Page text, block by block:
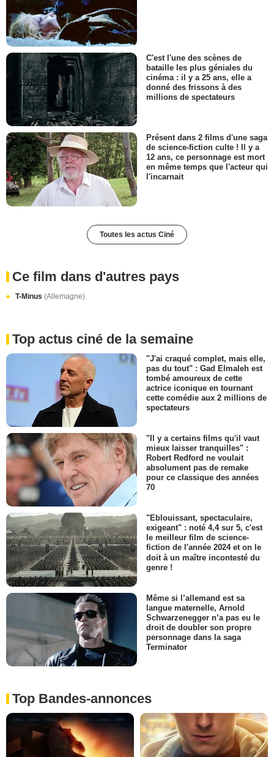
C'est l'une des scènes de
bataille les plus géniales du
cinéma : il y a 25 ans, elle a
donné des frissons à des
millions de spectateurs
Présent dans 2 films d'une saga
de science-fiction culte ! Il y a
12 ans, ce personnage est mort
en même temps que l'acteur qui
l'incarnait
Toutes les actus Ciné
Ce film dans d'autres pays
T-Minus (Allemagne)
Top actus ciné de la semaine
"J'ai craqué complet, mais elle,
pas du tout" : Gad Elmaleh est
tombé amoureux de cette
actrice iconique en tournant
cette comédie aux 2 millions de
spectateurs
"Il y a certains films qu'il vaut
mieux laisser tranquilles" :
Robert Redford ne voulait
absolument pas de remake
pour ce classique des années
70
"Eblouissant, spectaculaire,
exigeant" : noté 4,4 sur 5, c'est
le meilleur film de science-
fiction de l'année 2024 et on le
doit à un maître incontesté du
genre !
Même si l’allemand est sa
langue maternelle, Arnold
Schwarzenegger n’a pas eu le
droit de doubler son propre
personnage dans la saga
Terminator
Top Bandes-annonces